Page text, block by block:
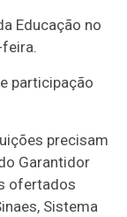
Educação no
participação
precisam
Garantidor
ofertados
Sistema